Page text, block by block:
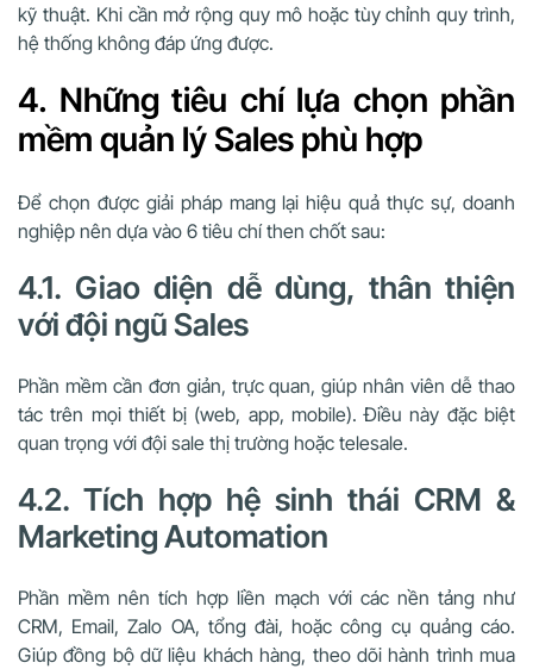
kỹ thuật. Khi cần mở rộng quy mô hoặc tùy chỉnh quy trình,
hệ thống không đáp ứng được.
4. Những tiêu chí lựa chọn phần
mềm quản lý Sales phù hợp
Để chọn được giải pháp mang lại hiệu quả thực sự, doanh
nghiệp nên dựa vào 6 tiêu chí then chốt sau:
4.1. Giao diện dễ dùng, thân thiện
với đội ngũ Sales
Phần mềm cần đơn giản, trực quan, giúp nhân viên dễ thao
tác trên mọi thiết bị (web, app, mobile). Điều này đặc biệt
quan trọng với đội sale thị trường hoặc telesale.
4.2. Tích hợp hệ sinh thái CRM &
Marketing Automation
Phần mềm nên tích hợp liền mạch với các nền tảng như
CRM, Email, Zalo OA, tổng đài, hoặc công cụ quảng cáo.
Giúp đồng bộ dữ liệu khách hàng, theo dõi hành trình mua